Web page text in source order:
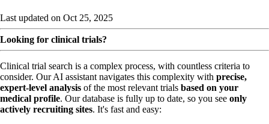
Last updated on Oct 25, 2025
Looking for clinical trials?
Clinical trial search is a complex process, with countless criteria to
consider. Our AI assistant navigates this complexity with precise,
expert-level analysis of the most relevant trials based on your
medical profile. Our database is fully up to date, so you see only
actively recruiting sites. It's fast and easy: